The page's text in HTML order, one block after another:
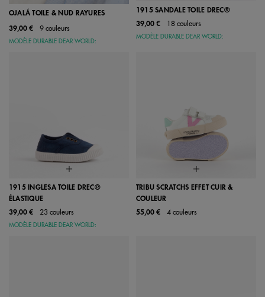
OJALÁ TOILE & NUD RAYURES
39,00 € 9 couleurs
MODÈLE DURABLE DEAR WORLD:
1915 SANDALE TOILE DREC®
39,00 €
18 couleurs
MODÈLE DURABLE DEAR WORLD:
1915 INGLESA TOILE DREC®
ÉLASTIQUE
39,00 €
23 couleurs
MODÈLE DURABLE DEAR WORLD:
TRIBU SCRATCHS EFFET CUIR &
COULEUR
55,00 €
4 couleurs